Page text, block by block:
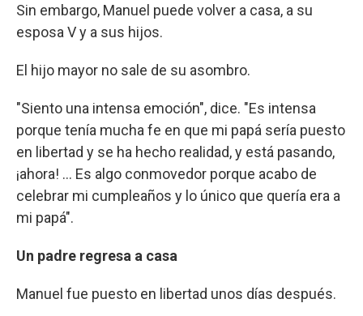
Sin embargo, Manuel puede volver a casa, a su
esposa V y a sus hijos.
El hijo mayor no sale de su asombro.
"Siento una intensa emoción", dice. "Es intensa
porque tenía mucha fe en que mi papá sería puesto
en libertad y se ha hecho realidad, y está pasando,
¡ahora! ... Es algo conmovedor porque acabo de
celebrar mi cumpleaños y lo único que quería era a
mi papá".
Un padre regresa a casa
Manuel fue puesto en libertad unos días después.